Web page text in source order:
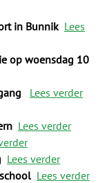
in Bunnik Lees
op woensdag 10
Lees verder
Lees verder
Lees verder
Lees verder